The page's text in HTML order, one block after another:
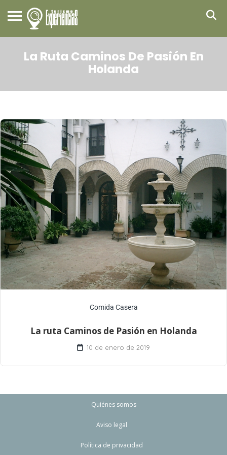
La Ruta Caminos De Pasión En
Holanda
Comida Casera
La ruta Caminos de Pasión en Holanda
10 de enero de 2019
Quiénes somos
Aviso legal
Política de privacidad